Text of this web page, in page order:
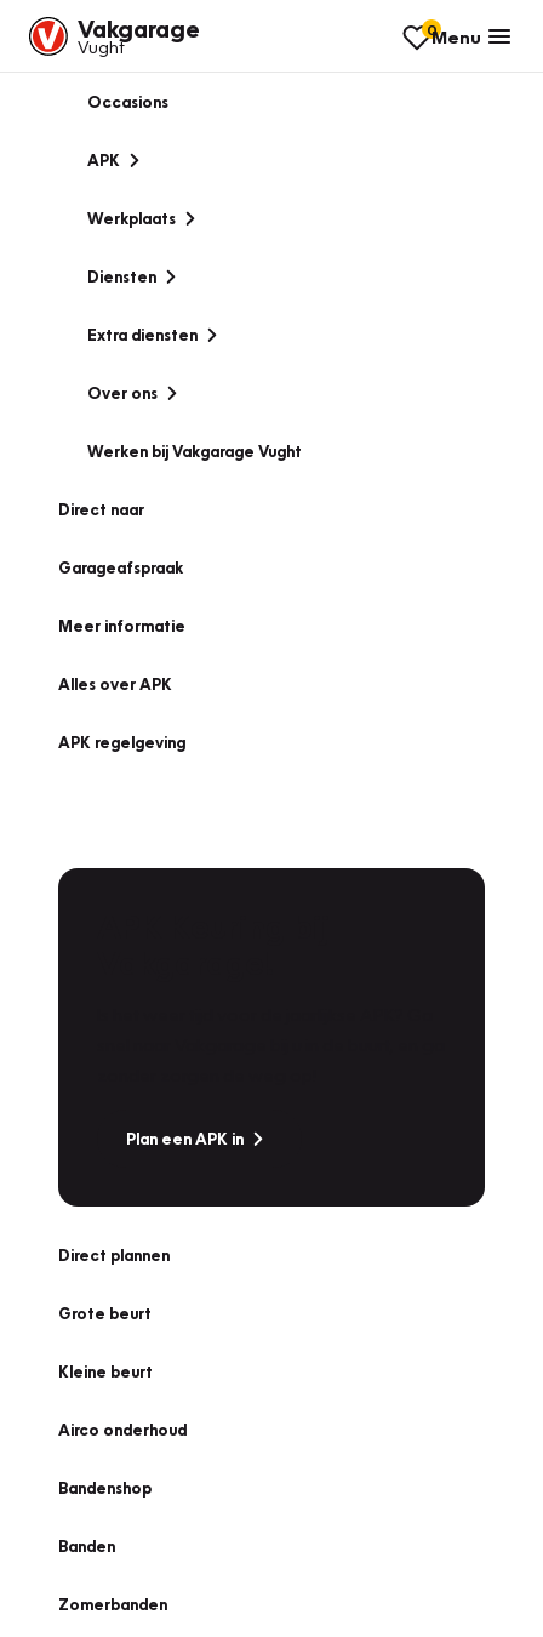
Vakgarage
Vught
0Menu
Occasions
APK
Werkplaats
Diensten
Extra diensten
Over ons
Werken bij Vakgarage Vught
Direct naar
Garageafspraak
Meer informatie
Alles over APK
APK regelgeving
Plan een APK in
Direct plannen
Grote beurt
Kleine beurt
Airco onderhoud
Bandenshop
Banden
Zomerbanden